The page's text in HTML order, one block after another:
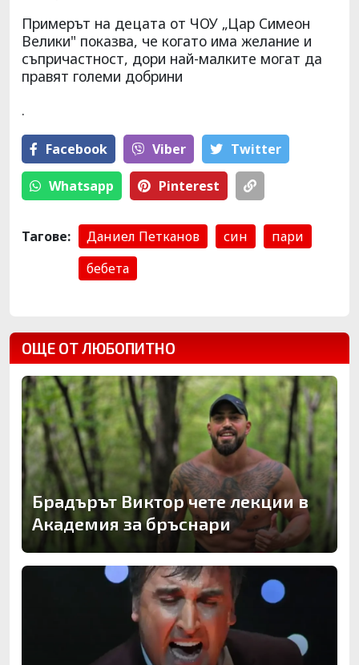
Примерът на децата от ЧОУ „Цар Симеон
Велики" показва, че когато има желание и
съпричастност, дори най-малките могат да
правят големи добрини
.
Facebook Viber Тwitter
Whatsapp Pinterest
Тагове: Даниел Петканов син
пари
бебета
ОЩЕ ОТ ЛЮБОПИТНО
Брадърът Виктор чете лекции в
Академия за бръснари